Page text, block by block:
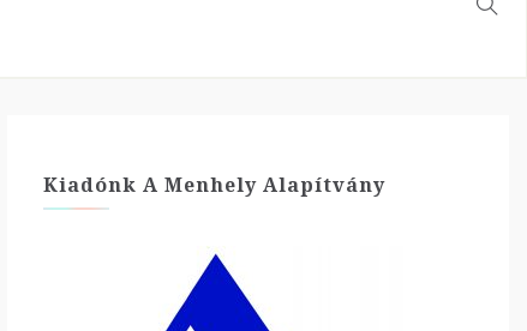
Kiadónk A Menhely Alapítvány